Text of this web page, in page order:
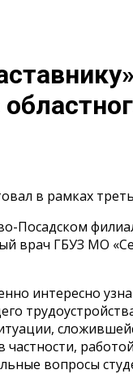
в рамках
Посадском
врач ГБУЗ МО
интересно
вопросы